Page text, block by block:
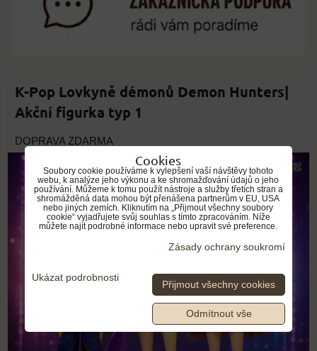
K-Pop Lovkyně démonů Demon Hunters|
Akční figurka typ 1
DOPRAVA ZDARMA
Cookies
Soubory cookie používáme k vylepšení vaší návštěvy tohoto
webu, k analýze jeho výkonu a ke shromažďování údajů o jeho
používání. Můžeme k tomu použít nástroje a služby třetích stran a
shromážděná data mohou být přenášena partnerům v EU, USA
nebo jiných zemích. Kliknutím na „Přijmout všechny soubory
cookie“ vyjadřujete svůj souhlas s tímto zpracováním. Níže
můžete najít podrobné informace nebo upravit své preference.
Zásady ochrany soukromí
Ukázat podrobnosti
Přijmout všechny cookies
Odmítnout vše